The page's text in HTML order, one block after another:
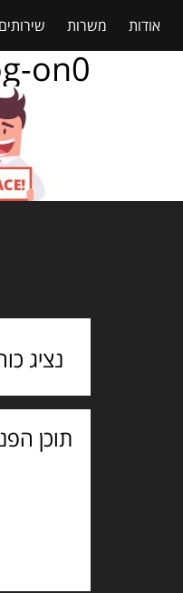
אודות משרות שירותים
on0
נציג
תוכן